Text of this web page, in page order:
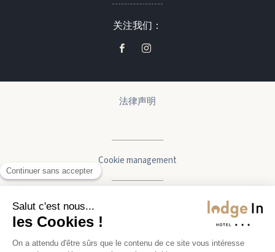
关注我们：
法律声明
Cookie management